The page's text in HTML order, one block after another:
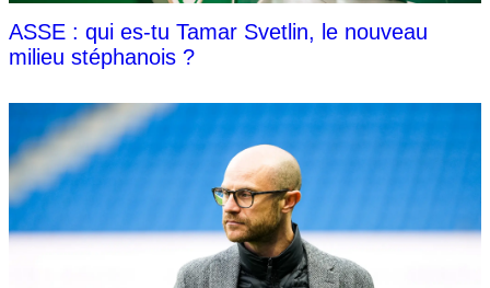
ASSE : qui es-tu Tamar Svetlin, le nouveau
milieu stéphanois ?